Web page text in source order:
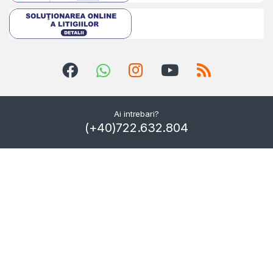
Ai intrebari?
(+40)722.632.804